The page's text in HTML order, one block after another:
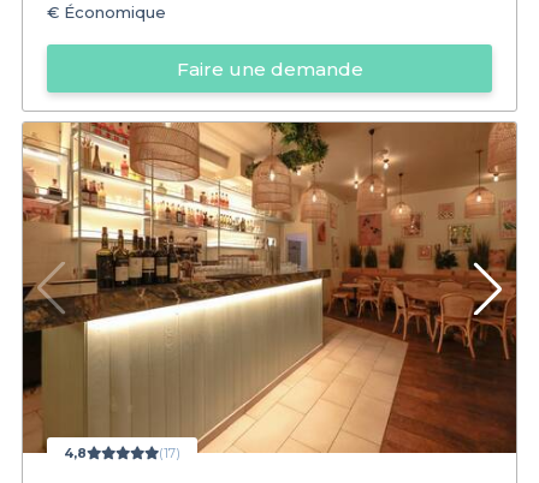
€ Économique
Faire une demande
4,8 (17)